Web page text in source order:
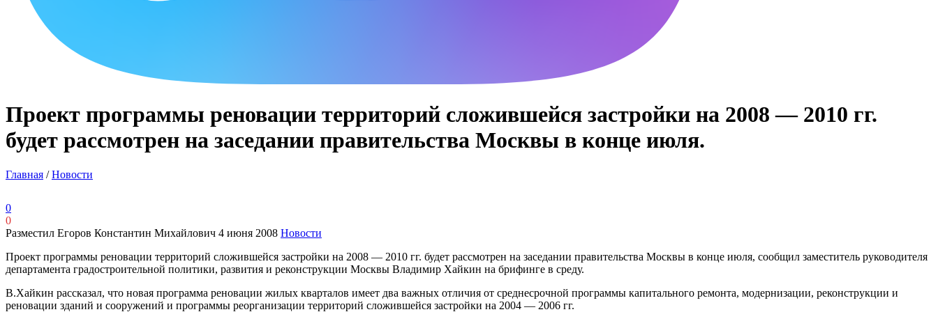
Проект программы реновации территорий сложившейся застройки на 2008 — 2010 гг.
будет рассмотрен на заседании правительства Москвы в конце июля.
Главная /Новости
0
0
Разместил Егоров Константин Михайлович 4 июня 2008 Новости
Проект программы реновации территорий сложившейся застройки на 2008 — 2010 гг. будет рассмотрен на заседании правительства Москвы в конце июля, сообщил заместитель руководителя
департамента градостроительной политики, развития и реконструкции Москвы Владимир Хайкин на брифинге в среду.
В.Хайкин рассказал, что новая программа реновации жилых кварталов имеет два важных отличия от среднесрочной программы капитального ремонта, модернизации, реконструкции и
реновации зданий и сооружений и программы реорганизации территорий сложившейся застройки на 2004 — 2006 гг.